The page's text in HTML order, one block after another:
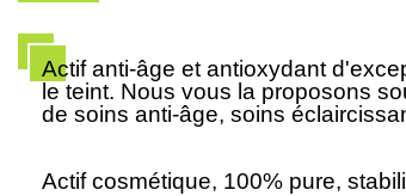
Actif anti-âge et antioxydant
le teint. Nous vous la proposons
de soins anti-âge, soins
Actif cosmétique, 100% pure,